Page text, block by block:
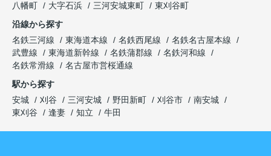
八幡町
大字石浜 三河安城東町
東刈谷町
沿線から探す
名鉄三河線
東海道本線 名鉄西尾線
名鉄名古屋本線
武豊線
東海道新幹線 名鉄蒲郡線
名鉄河和線
名鉄常滑線
名古屋市営桜通線
駅から探す
安城
刈谷 三河安城 野田新町 刈谷市
南安城
東刈谷
逢妻 知立 牛田